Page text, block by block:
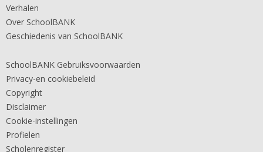
Verhalen
Over SchoolBANK
Geschiedenis van SchoolBANK
SchoolBANK Gebruiksvoorwaarden
Privacy-en cookiebeleid
Copyright
Disclaimer
Cookie-instellingen
Profielen
Scholenregister